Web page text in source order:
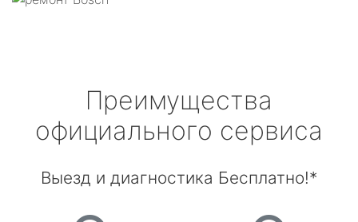
Преимущества
официального сервиса
Выезд и диагностика Бесплатно!*